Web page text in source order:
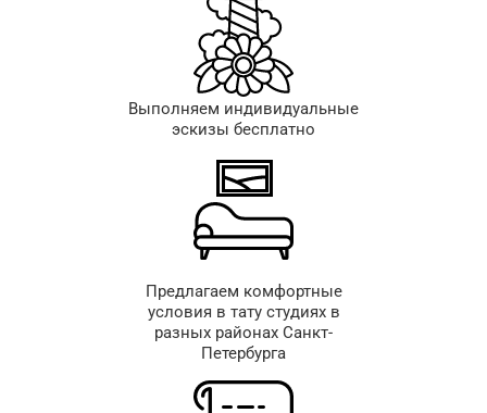
Выполняем индивидуальные
эскизы бесплатно
Предлагаем комфортные
условия в тату студиях в
разных районах Санкт-
Петербурга